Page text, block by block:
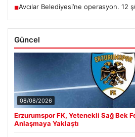
■Avcılar Belediyesi’ne operasyon. 12
Güncel
08/08/2026
Erzurumspor FK, Yetenekli Sağ Bek
Anlaşmaya Yaklaştı